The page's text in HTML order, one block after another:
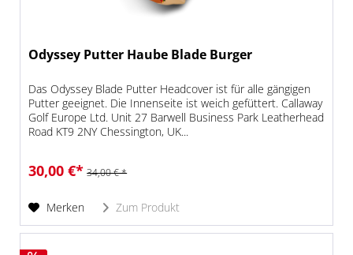
Odyssey Putter Haube Blade Burger
Das Odyssey Blade Putter Headcover ist für alle gängigen
Putter geeignet. Die Innenseite ist weich gefüttert. Callaway
Golf Europe Ltd. Unit 27 Barwell Business Park Leatherhead
Road KT9 2NY Chessington, UK...
30,00 €* 34,00 € *
Merken Zum Produkt